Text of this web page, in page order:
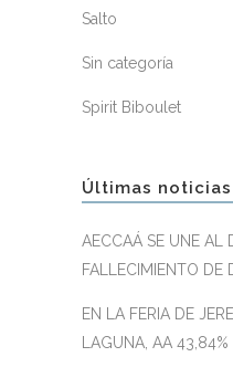
Salto
Sin categoría
Spirit Biboulet
Últimas noticias
AECCAÁ SE UNE AL
FALLECIMIENTO DE
EN LA FERIA DE
LAGUNA, AA 43,84%